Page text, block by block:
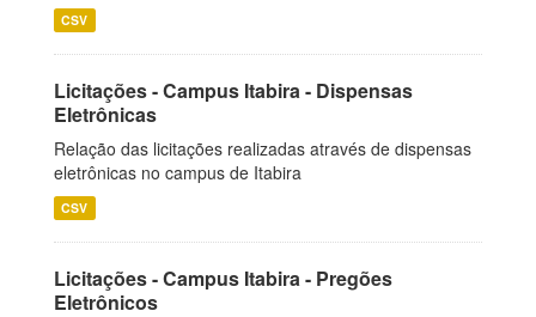
CSV
Licitações - Campus Itabira - Dispensas
Eletrônicas
Relação das licitações realizadas através de dispensas
eletrônicas no campus de Itabira
CSV
Licitações - Campus Itabira - Pregões
Eletrônicos